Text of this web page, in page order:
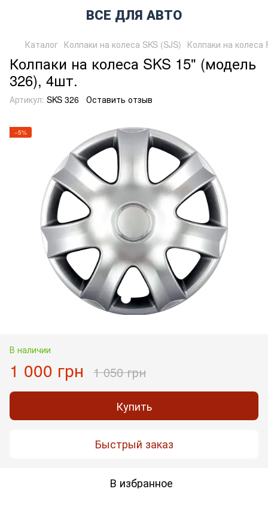
ВСЕ ДЛЯ АВТО
Каталог Колпаки на колеса SKS (SJS) Колпаки на колеса
Колпаки на колеса SKS 15" (модель
326), 4шт.
Артикул: SKS 326 Оставить отзыв
−5%
В наличии
1 000 грн 1 050 грн
Купить
Быстрый заказ
В избранное